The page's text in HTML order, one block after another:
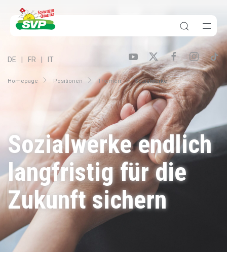
Homepage Positionen Themen Sozialwerke
DE FR IT
Sozialwerke endlich
langfristig für die
Zukunft sichern